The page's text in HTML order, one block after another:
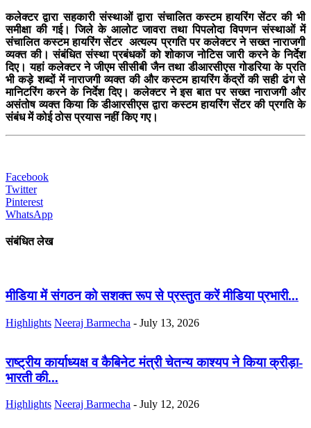
कलेक्टर द्वारा सहकारी संस्थाओं द्वारा संचालित कस्टम हायरिंग सेंटर की भी
समीक्षा की गई। जिले के आलोट जावरा तथा पिपलोदा विपणन संस्थाओं में
संचालित कस्टम हायरिंग सेंटर अत्यल्प प्रगति पर कलेक्टर ने सख्त नाराजगी
व्यक्त की। संबंधित संस्था प्रबंधकों को शोकाज नोटिस जारी करने के निर्देश
दिए। यहां कलेक्टर ने जीएम सीसीबी जैन तथा डीआरसीएस गोडरिया के प्रति
भी कड़े शब्दों में नाराजगी व्यक्त की और कस्टम हायरिंग केंद्रों की सही ढंग से
मानिटरिंग करने के निर्देश दिए। कलेक्टर ने इस बात पर सख्त नाराजगी और
असंतोष व्यक्त किया कि डीआरसीएस द्वारा कस्टम हायरिंग सेंटर की प्रगति के
संबंध में कोई ठोस प्रयास नहीं किए गए।
Facebook
Twitter
Pinterest
WhatsApp
संबंधित लेख
मीडिया में संगठन को सशक्त रूप से प्रस्तुत करें मीडिया प्रभारी...
Highlights Neeraj Barmecha - July 13, 2026
राष्ट्रीय कार्याध्यक्ष व कैबिनेट मंत्री चेतन्य काश्यप ने किया क्रीड़ा-
भारती की...
Highlights Neeraj Barmecha - July 12, 2026